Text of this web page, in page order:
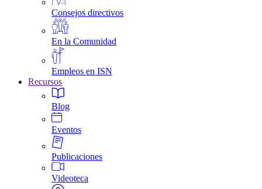
Consejos directivos
En la Comunidad
Empleos en ISN
Recursos
Blog
Eventos
Publicaciones
Videoteca